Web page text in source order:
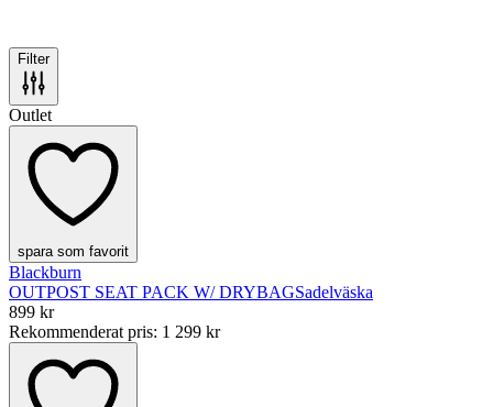
Filter
Outlet
spara som favorit
Blackburn
OUTPOST SEAT PACK W/ DRYBAGSadelväska
899 kr
Rekommenderat pris: 1 299 kr